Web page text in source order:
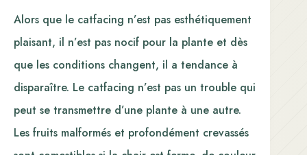
Alors que le catfacing n’est pas esthétiquement
plaisant, il n’est pas nocif pour la plante et dès
que les conditions changent, il a tendance à
disparaître. Le catfacing n’est pas un trouble qui
peut se transmettre d’une plante à une autre.
Les fruits malformés et profondément crevassés